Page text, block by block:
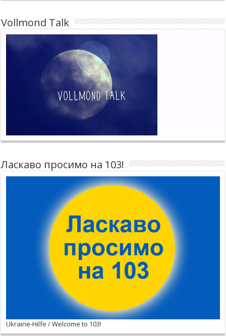
Vollmond Talk
Ласкаво просимо на 103!
Ukraine-Hilfe / Welcome to 103!